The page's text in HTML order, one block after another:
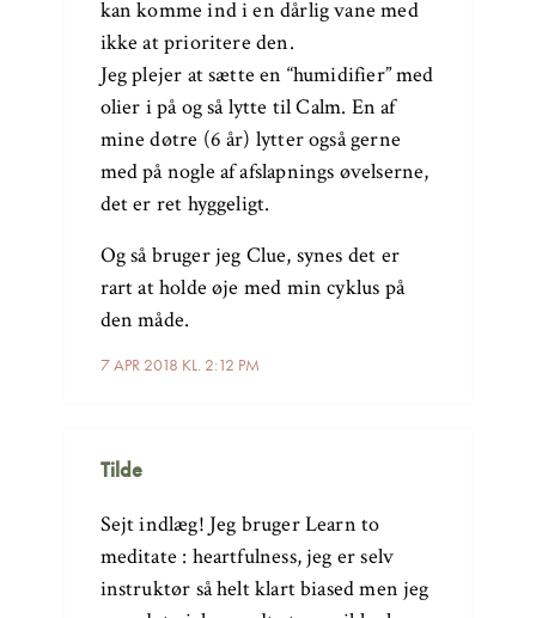
7 APR 2018 KL. 2:12 PM
kan komme ind i en dårlig vane med
ikke at prioritere den.
Jeg plejer at sætte en “humidifier” med
olier i på og så lytte til Calm. En af
mine døtre (6 år) lytter også gerne
med på nogle af afslapnings øvelserne,
det er ret hyggeligt.
Og så bruger jeg Clue, synes det er
rart at holde øje med min cyklus på
den måde.
Tilde
Sejt indlæg! Jeg bruger Learn to
meditate : heartfulness, jeg er selv
instruktør så helt klart biased men jeg